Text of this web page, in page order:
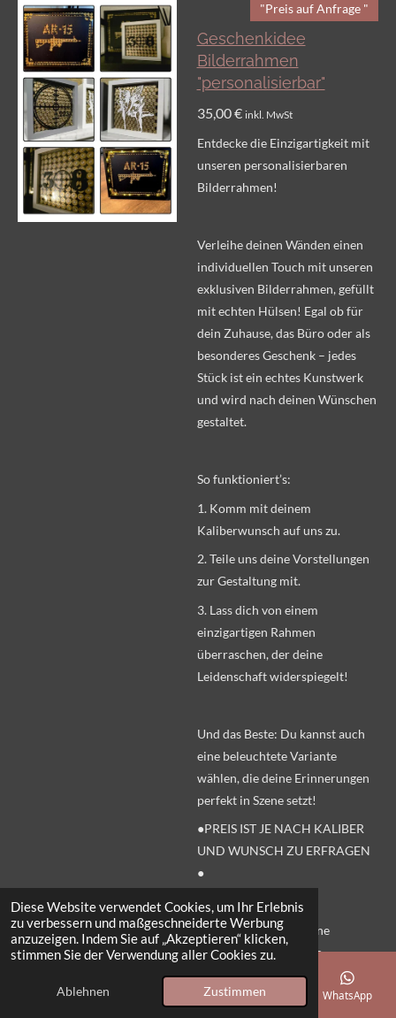
Diese Website verwendet Cookies, um Ihr Erlebnis
zu verbessern und maßgeschneiderte Werbung
anzuzeigen. Indem Sie auf „Akzeptieren“ klicken,
stimmen Sie der Verwendung aller Cookies zu.
Ablehnen Zustimmen
"Preis auf Anfrage "
Geschenkidee
Bilderrahmen
"personalisierbar"
35,00 € inkl. MwSt
Entdecke die Einzigartigkeit mit
unseren personalisierbaren
Bilderrahmen!
Verleihe deinen Wänden einen
individuellen Touch mit unseren
exklusiven Bilderrahmen, gefüllt
mit echten Hülsen! Egal ob für
dein Zuhause, das Büro oder als
besonderes Geschenk – jedes
Stück ist ein echtes Kunstwerk
und wird nach deinen Wünschen
gestaltet.
So funktioniert’s:
1. Komm mit deinem
Kaliberwunsch auf uns zu.
2. Teile uns deine Vorstellungen
zur Gestaltung mit.
3. Lass dich von einem
einzigartigen Rahmen
überraschen, der deine
Leidenschaft widerspiegelt!
Und das Beste: Du kannst auch
eine beleuchtete Variante
wählen, die deine Erinnerungen
perfekt in Szene setzt!
●PREIS IST JE NACH KALIBER
UND WUNSCH ZU ERFRAGEN
●
Interesse geweckt?
Schreib uns einfach eine
Nachricht und lass uns
gemeinsam an deinem
persönlichen Bilderrahmen
E-Mail Telefon Karte Facebook WhatsApp